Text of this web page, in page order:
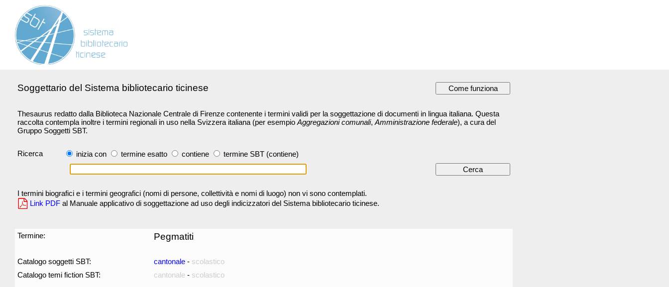
Soggettario del Sistema bibliotecario ticinese
Thesaurus redatto dalla Biblioteca Nazionale Centrale di Firenze contenente i termini validi per la soggettazione di documenti in lingua italiana. Questa
raccolta contempla inoltre i termini regionali in uso nella Svizzera italiana (per esempio Aggregazioni comunali, Amministrazione federale), a cura del
Gruppo Soggetti SBT.
Ricerca inizia con termine esatto contiene termine SBT (contiene)
I termini biografici e i termini geografici (nomi di persone, collettività e nomi di luogo) non vi sono contemplati.
Link PDF al Manuale applicativo di soggettazione ad uso degli indicizzatori del Sistema bibliotecario ticinese.
Termine: Pegmatiti
Catalogo soggetti SBT: cantonale - scolastico
Catalogo temi fiction SBT:
cantonale - scolastico